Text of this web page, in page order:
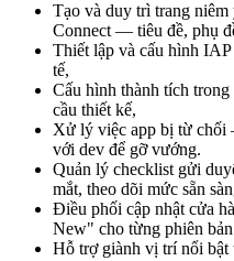
Tạo và duy trì trang
Connect — tiêu đề, phụ
Thiết lập và cấu hình
tế,
Cấu hình thành tích trong
cầu thiết kế,
Xử lý việc app bị từ
với dev để gỡ vướng.
Quản lý checklist gửi
mắt, theo dõi mức sẵn
Điều phối cập nhật cửa
New" cho từng phiên
Hỗ trợ giành vị trí nổi bật